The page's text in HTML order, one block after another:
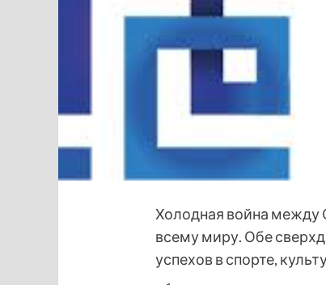
Холодная война между
всему миру. Обе
успехов в спорте,